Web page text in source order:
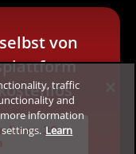
von
Ihren 30-
traffic
and
information
Learn